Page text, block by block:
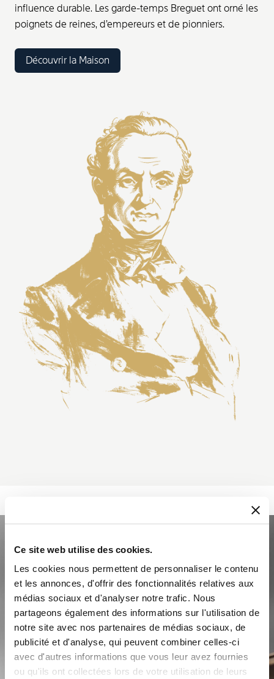
Ce site web utilise des cookies.
Les cookies nous permettent de personnaliser le contenu
et les annonces, d'offrir des fonctionnalités relatives aux
médias sociaux et d'analyser notre trafic. Nous
partageons également des informations sur l'utilisation de
notre site avec nos partenaires de médias sociaux, de
publicité et d'analyse, qui peuvent combiner celles-ci
avec d'autres informations que vous leur avez fournies
ou qu'ils ont collectées lors de votre utilisation de leurs
influence durable. Les garde-temps Breguet ont orné les
poignets de reines, d’empereurs et de pionniers.
Découvrir la Maison